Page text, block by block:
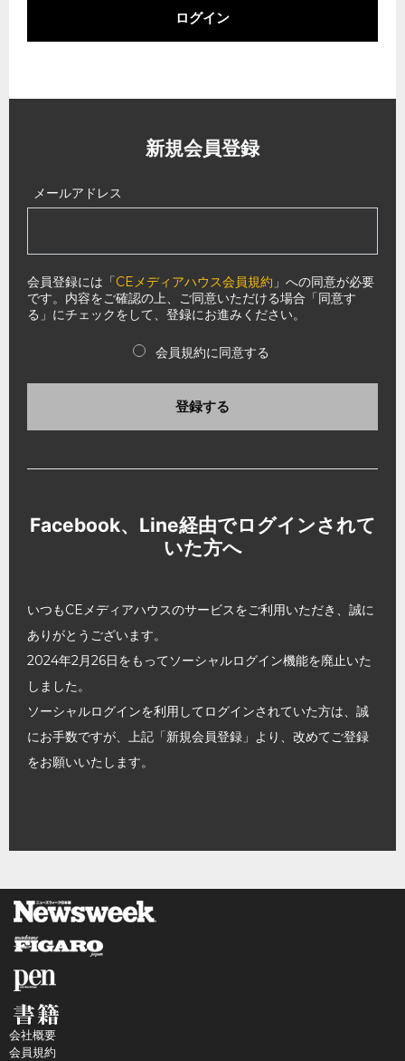
ログイン
新規会員登録
メールアドレス
会員登録には「CEメディアハウス会員規約 」への同意が必要
です。内容をご確認の上、ご同意いただける場合「同意す
る」にチェックをして、登録にお進みください。
会員規約に同意する
登録する
Facebook、Line経由でログインされて
いた方へ
いつもCEメディアハウスのサービスをご利用いただき、誠に
ありがとうございます。
2024年2月26日をもってソーシャルログイン機能を廃止いた
しました。
ソーシャルログインを利用してログインされていた方は、誠
にお手数ですが、上記「新規会員登録」より、改めてご登録
をお願いいたします。
会社概要
会員規約